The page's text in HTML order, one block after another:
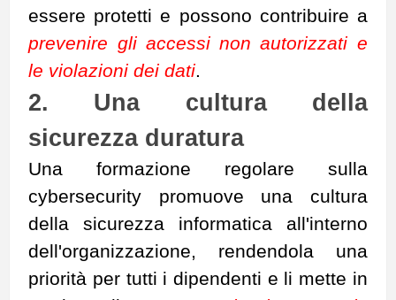
essere protetti e possono contribuire a
prevenire gli accessi non autorizzati e
le violazioni dei dati.
2. Una cultura della
sicurezza duratura
Una formazione regolare sulla
cybersecurity promuove una cultura
della sicurezza informatica all'interno
dell'organizzazione, rendendola una
priorità per tutti i dipendenti e li mette in